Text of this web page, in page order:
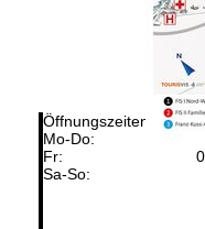
Öffnungszeiten
Mo-Do:
Fr:
Sa-So: